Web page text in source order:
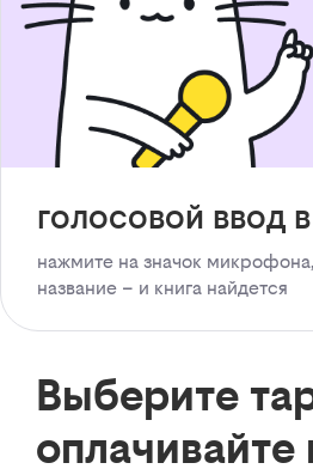
голосовой ввод
нажмите на значок
название – и книга найдется
Выберите
оплачивайте